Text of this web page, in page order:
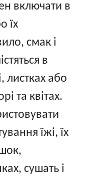
включати в
їх
смак і
в
листках або
та квітах.
їжі, їх
сушать і